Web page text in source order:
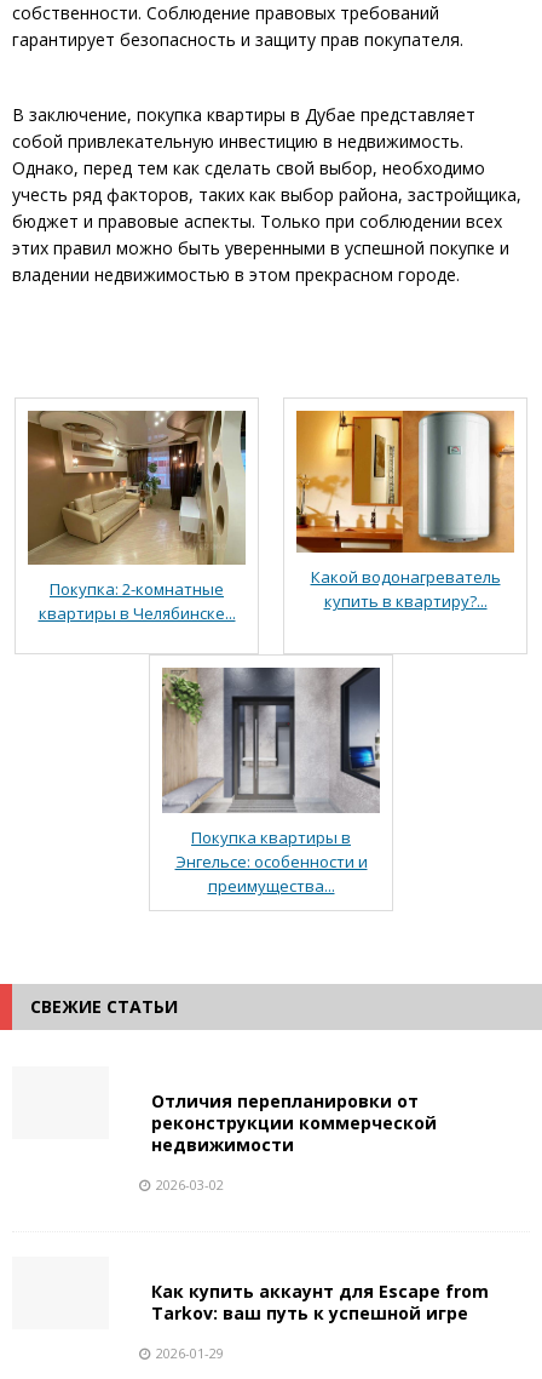
собственности. Соблюдение правовых требований
гарантирует безопасность и защиту прав покупателя.
В заключение, покупка квартиры в Дубае представляет
собой привлекательную инвестицию в недвижимость.
Однако, перед тем как сделать свой выбор, необходимо
учесть ряд факторов, таких как выбор района, застройщика,
бюджет и правовые аспекты. Только при соблюдении всех
этих правил можно быть уверенными в успешной покупке и
владении недвижимостью в этом прекрасном городе.
Покупка: 2-комнатные
квартиры в Челябинске...
Какой водонагреватель
купить в квартиру?...
Покупка квартиры в
Энгельсе: особенности и
преимущества...
СВЕЖИЕ СТАТЬИ
Отличия перепланировки от
реконструкции коммерческой
недвижимости
2026-03-02
Как купить аккаунт для Escape from
Tarkov: ваш путь к успешной игре
2026-01-29